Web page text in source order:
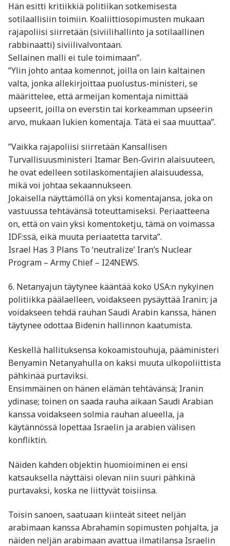
Hän esitti kritiikkiä politiikan sotkemisesta
sotilaallisiin toimiin. Koaliittiosopimusten mukaan
rajapoliisi siirretään (siviilihallinto ja sotilaallinen
rabbinaatti) siviilivalvontaan.
Sellainen malli ei tule toimimaan”.
”Ylin johto antaa komennot, joilla on lain kaltainen
valta, jonka allekirjoittaa puolustus-ministeri, se
määrittelee, että armeijan komentaja nimittää
upseerit, joilla on everstin tai korkeamman upseerin
arvo, mukaan lukien komentaja. Tätä ei saa muuttaa”.
”Vaikka rajapoliisi siirretään Kansallisen
Turvallisuusministeri Itamar Ben-Gvirin alaisuuteen,
he ovat edelleen sotilaskomentajien alaisuudessa,
mikä voi johtaa sekaannukseen.
Jokaisella näyttämöllä on yksi komentajansa, joka on
vastuussa tehtävänsä toteuttamiseksi. Periaatteena
on, että on vain yksi komentoketju, tämä on voimassa
IDF:ssä, eikä muuta periaatetta tarvita”.
Israel Has 3 Plans To ‘neutralize’ Iran’s Nuclear
Program – Army Chief – I24NEWS.
6. Netanyajun täytynee kääntää koko USA:n nykyinen
politiikka päälaelleen, voidakseen pysäyttää Iranin; ja
voidakseen tehdä rauhan Saudi Arabin kanssa, hänen
täytynee odottaa Bidenin hallinnon kaatumista.
Keskellä hallituksensa kokoamistouhuja, pääministeri
Benyamin Netanyahulla on kaksi muuta ulkopoliittista
pähkinää purtaviksi.
Ensimmäinen on hänen elämän tehtävänsä; Iranin
ydinase; toinen on saada rauha aikaan Saudi Arabian
kanssa voidakseen solmia rauhan alueella, ja
käytännössä lopettaa Israelin ja arabien välisen
konfliktin.
Näiden kahden objektin huomioiminen ei ensi
katsauksella näyttäisi olevan niin suuri pähkinä
purtavaksi, koska ne liittyvät toisiinsa.
Toisin sanoen, saatuaan kiinteät siteet neljän
arabimaan kanssa Abrahamin sopimusten pohjalta, ja
näiden neljän arabimaan avattua ilmatilansa Israelin